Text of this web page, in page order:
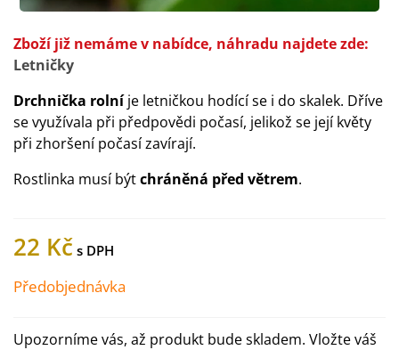
Zboží již nemáme v nabídce, náhradu najdete zde:
Letničky
Drchnička rolníje letničkou hodící se i do skalek. Dříve
se využívala při předpovědi počasí, jelikož se její květy
při zhoršení počasí zavírají.
Rostlinka musí býtchráněná před větrem.
22 Kč
Předobjednávka
Upozorníme vás, až produkt bude skladem. Vložte váš